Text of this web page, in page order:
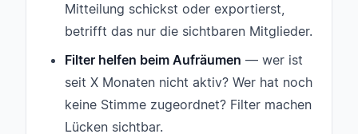
Mitteilung schickst oder exportierst,
betrifft das nur die sichtbaren Mitglieder.
Filter helfen beim Aufräumen — wer ist
seit X Monaten nicht aktiv? Wer hat noch
keine Stimme zugeordnet? Filter machen
Lücken sichtbar.